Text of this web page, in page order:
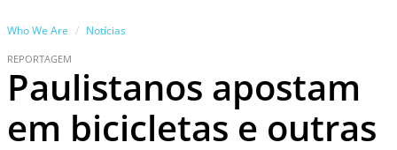
Who We Are Notícias
REPORTAGEM
Paulistanos apostam
em bicicletas e outras